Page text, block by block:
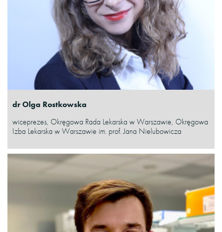
dr Olga Rostkowska
wiceprezes, Okręgowa Rada Lekarska w Warszawie, Okręgowa
Izba Lekarska w Warszawie im. prof. Jana Nielubowicza